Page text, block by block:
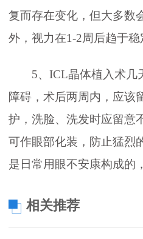
复而存在变化，但大多数
外，视力在1-2周后趋于稳
5、ICL晶体植入术几
障碍，术后两周内，应该
护，洗脸、洗发时应留意
可作眼部化装，防止猛烈
是日常用眼不安康构成的
相关推荐